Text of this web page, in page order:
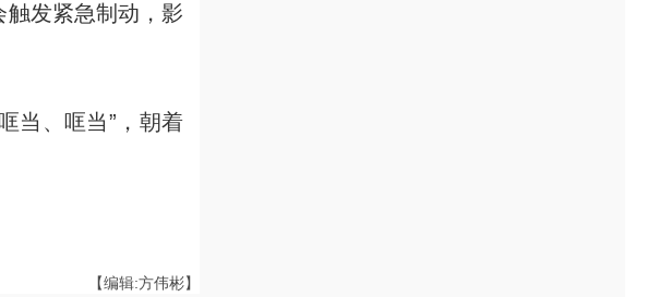
发紧急制动，影
当、哐当”，朝着
【编辑:方伟彬】